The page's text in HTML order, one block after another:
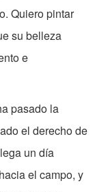
Quiero pintar
su belleza
e
pasado la
el derecho de
un día
el campo, y